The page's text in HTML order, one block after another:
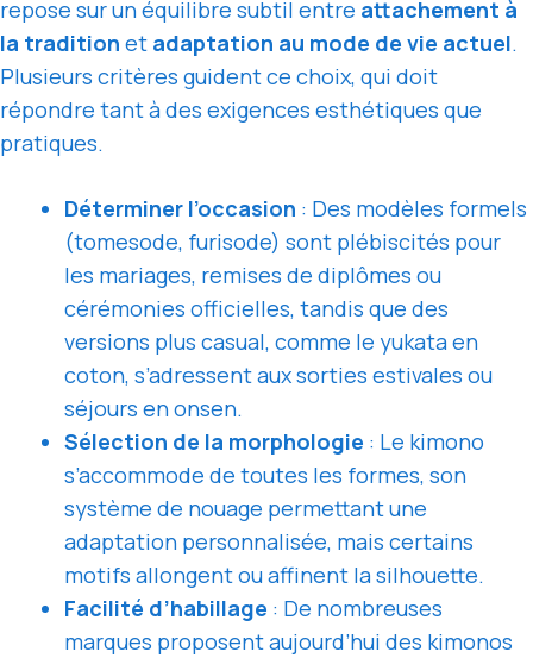
repose sur un équilibre subtil entre attachement à
la tradition et adaptation au mode de vie actuel.
Plusieurs critères guident ce choix, qui doit
répondre tant à des exigences esthétiques que
pratiques.
Déterminer l’occasion : Des modèles formels
(tomesode, furisode) sont plébiscités pour
les mariages, remises de diplômes ou
cérémonies officielles, tandis que des
versions plus casual, comme le yukata en
coton, s’adressent aux sorties estivales ou
séjours en onsen.
Sélection de la morphologie : Le kimono
s’accommode de toutes les formes, son
système de nouage permettant une
adaptation personnalisée, mais certains
motifs allongent ou affinent la silhouette.
Facilité d’habillage : De nombreuses
marques proposent aujourd’hui des kimonos